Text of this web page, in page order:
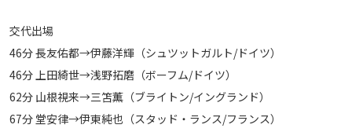
交代出場
46分 長友佑都→伊藤洋輝（シュツットガルト/ドイツ）
46分 上田綺世→浅野拓磨（ボーフム/ドイツ）
62分 山根視来→三笘薫（ブライトン/イングランド）
67分 堂安律→伊東純也（スタッド・ランス/フランス）